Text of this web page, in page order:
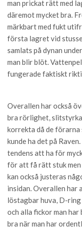
man prickat rätt med
däremot mycket bra.
märkbart med fukt
första lagret vid
samlats på dynan
man blir blöt.
fungerade faktiskt
Overallen har också
bra rörlighet,
korrekta då de förarna
kunde ha det på
tendens att ha för
för att få rätt stuk
kan också justeras
insidan. Overallen har
löstagbar huva, D-
och alla fickor man
bra när man har